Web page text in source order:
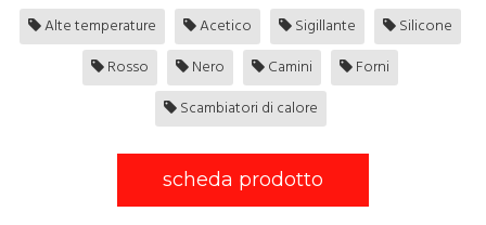
Alte temperature Acetico Sigillante
Silicone
Rosso
Nero Camini
Forni
Scambiatori di calore
scheda prodotto